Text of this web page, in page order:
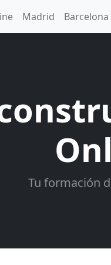
Madrid Barcelona
Tu formación